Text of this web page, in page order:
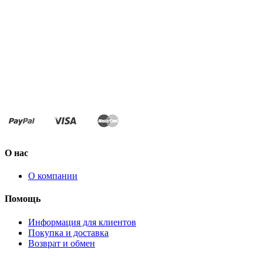
О нас
О компании
Помощь
Информация для клиентов
Покупка и доставка
Возврат и обмен